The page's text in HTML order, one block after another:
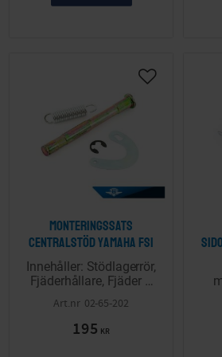
Monteringssats
centralstöd Yamaha FS1
Innehåller: Stödlagerrör,
Fjäderhållare, Fjäder &
Låsclips.
02-65-202
195 KR
Lägg till i